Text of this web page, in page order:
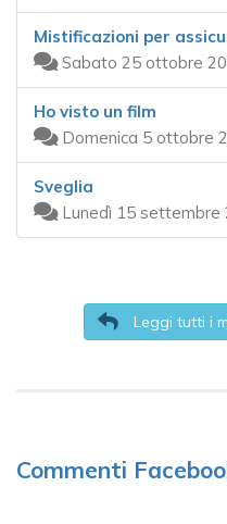
Mistificazioni per
Sabato 25 ottobre
Ho visto un film
Domenica 5 ottobre
Sveglia
Lunedì 15 settembre
Leggi tutti i
Commenti